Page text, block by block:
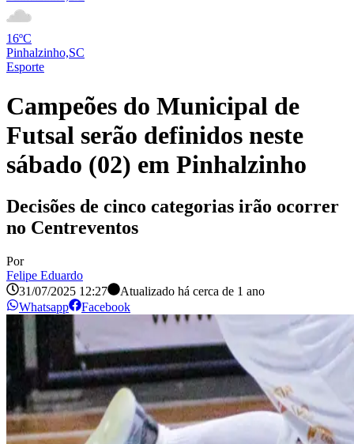
16ºC
Pinhalzinho,SC
Esporte
Campeões do Municipal de
Futsal serão definidos neste
sábado (02) em Pinhalzinho
Decisões de cinco categorias irão ocorrer
no Centreventos
Por
Felipe Eduardo
31/07/2025 12:27
Atualizado há cerca de 1 ano
Whatsapp
Facebook